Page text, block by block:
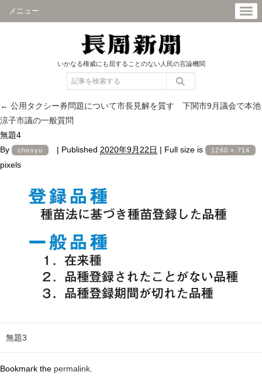
メニュー
いかなる権威にも屈することのない人民の言論機関
← 公用タクシー券問題について市長見解を質す 下関市9月議会で本池
涼子市議の一般質問
無題4
By
chosyu | Published 2020年9月22日 | Full size is 1260 × 714
pixels
無題3
Bookmark the permalink.